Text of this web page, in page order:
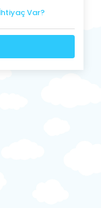
Var?